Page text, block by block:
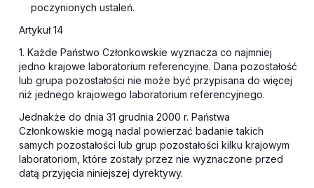
poczynionych ustaleń.
Artykuł 14
1. Każde Państwo Członkowskie wyznacza co najmniej
jedno krajowe laboratorium referencyjne. Dana pozostałość
lub grupa pozostałości nie może być przypisana do więcej
niż jednego krajowego laboratorium referencyjnego.
Jednakże do dnia 31 grudnia 2000 r. Państwa
Członkowskie mogą nadal powierzać badanie takich
samych pozostałości lub grup pozostałości kilku krajowym
laboratoriom, które zostały przez nie wyznaczone przed
datą przyjęcia niniejszej dyrektywy.